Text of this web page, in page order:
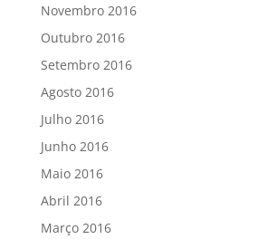
Novembro 2016
Outubro 2016
Setembro 2016
Agosto 2016
Julho 2016
Junho 2016
Maio 2016
Abril 2016
Março 2016